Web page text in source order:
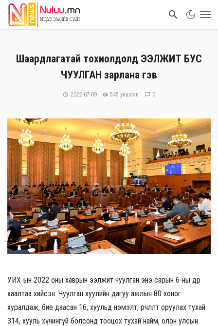
Шаардлагатай тохиолдолд ЭЭЛЖИТ БУС
ЧУУЛГАН зарлана гэв
2022-07-09 545 уншсан 0
УИХ-ын 2022 оны хаврын ээлжит чуулган энэ сарын 6-ны өдөр
хаалтаа хийсэн. Чуулган хуулийн дагуу ажлын 80 хоног
хуралдаж, бие даасан 16, хуульд нэмэлт, өөрчлөлт оруулах тухай
314, хууль хүчингүй болсонд тооцох тухай найм, олон улсын